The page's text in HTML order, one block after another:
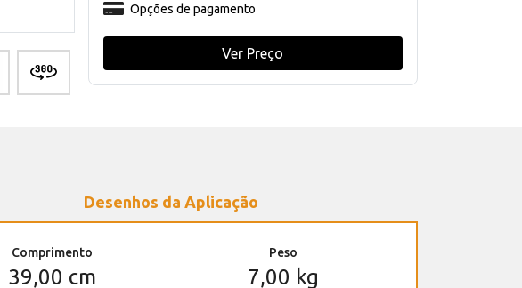
Opções de pagamento
Ver Preço
Desenhos da Aplicação
Comprimento
39,00 cm
Peso
7,00 kg